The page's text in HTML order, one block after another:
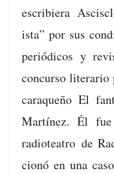
escri­biera
ista” por sus
per­iódi­cos y
con­cur­so
caraque­ño El
Martínez. Él
radioteatro de
cionó en una